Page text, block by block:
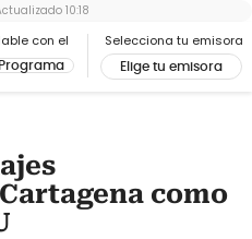
con el
Programa
Selecciona tu emisora
Elige tu emisora
10:18
como